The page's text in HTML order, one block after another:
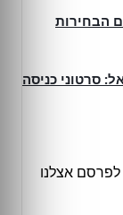
סרטוני כניסה
אצלנו